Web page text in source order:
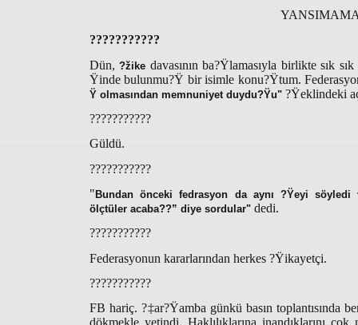
???????????
Dün,?žike davasının ba?Ÿlamasıyla birlikte sık sık
Ÿinde bulunmu?Ÿ bir isimle konu?Ÿtum.
Ÿ olmasından memnuniyet duydu?Ÿu" ?Ÿeklindeki
???????????
Güldü.
???????????
" Bundan önceki fedrasyon da aynı ?Ÿeyi söyledi
ölçtüler acaba??” diye sordular" dedi.
???????????
Federasyonun kararlarından herkes ?Ÿikayetçi.
???????????
FB hariç. ?‡ar?Ÿamba günkü basın toplantısında